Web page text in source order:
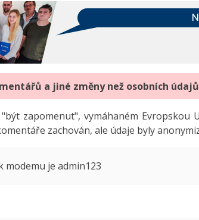
a jiné změny než osobních
zapomenut", vymáhaném Evropskou
zachován, ale údaje byly
modemu je admin123